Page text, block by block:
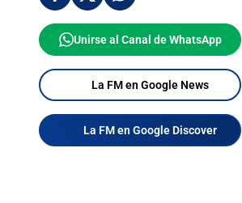
Unirse al Canal de WhatsApp
La FM en Google News
La FM en Google Discover